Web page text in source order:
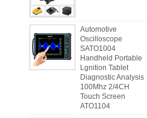
Automotive
Oscilloscope
SATO1004
Handheld Portable
Lgnition Tablet
Diagnostic Analysis
100Mhz 2/4CH
Touch Screen
ATO1104